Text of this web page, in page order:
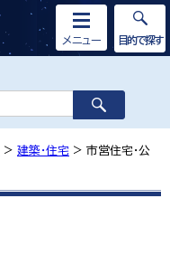
メニュー 目的で探す
> 建築・住宅 > 市営住宅・公